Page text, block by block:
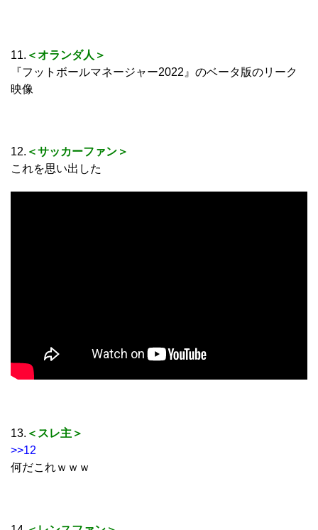
11. ＜オランダ人＞
『フットボールマネージャー2022』のベータ版のリーク
映像
12. ＜サッカーファン＞
これを思い出した
13. ＜スレ主＞
>>12
何だこれｗｗｗ